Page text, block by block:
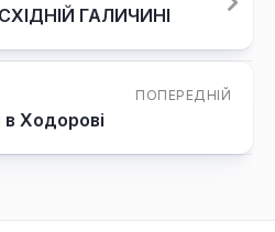
ГАЛИЧИНІ
ПОПЕРЕДНІЙ
Ходорові